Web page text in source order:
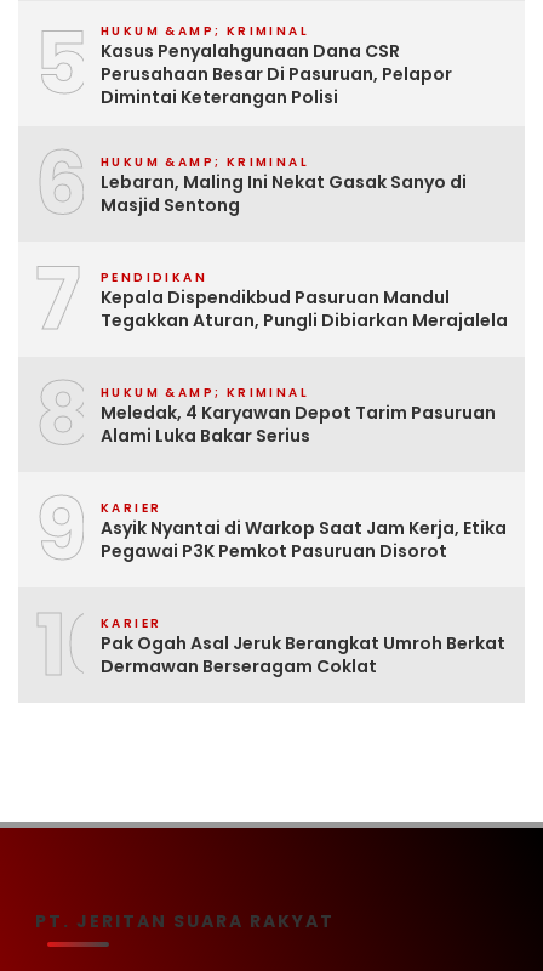
5 HUKUM &AMP; KRIMINAL
Kasus Penyalahgunaan Dana CSR
Perusahaan Besar Di Pasuruan, Pelapor
Dimintai Keterangan Polisi
6 HUKUM &AMP; KRIMINAL
Lebaran, Maling Ini Nekat Gasak Sanyo di
Masjid Sentong
7 PENDIDIKAN
Kepala Dispendikbud Pasuruan Mandul
Tegakkan Aturan, Pungli Dibiarkan Merajalela
8 HUKUM &AMP; KRIMINAL
Meledak, 4 Karyawan Depot Tarim Pasuruan
Alami Luka Bakar Serius
9 KARIER
Asyik Nyantai di Warkop Saat Jam Kerja, Etika
Pegawai P3K Pemkot Pasuruan Disorot
10KARIER
Pak Ogah Asal Jeruk Berangkat Umroh Berkat
Dermawan Berseragam Coklat
PT. JERITAN SUARA RAKYAT